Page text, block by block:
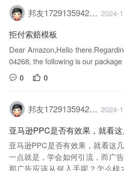
邦友1729135942029 2024-
拒付索赔模板
Dear Amazon,Hello
04268, the following is our
0
0
邦友1729135942029 2024-
亚马逊PPC是否有效果，就看这
亚马逊PPC是否有效果，就看这
一点就是，学会如何引流，而广
那广告应该从何入手呢？怎么样